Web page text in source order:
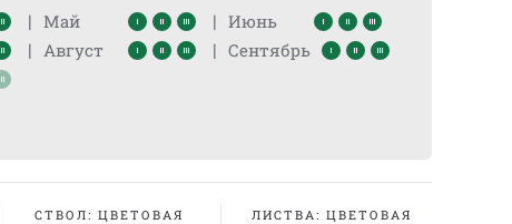
| Май | Июнь
| Август | Сентябрь
СТВОЛ: ЦВЕТОВАЯ
ЛИСТВА: ЦВЕТОВАЯ